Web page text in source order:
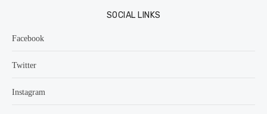
SOCIAL LINKS
Facebook
Twitter
Instagram